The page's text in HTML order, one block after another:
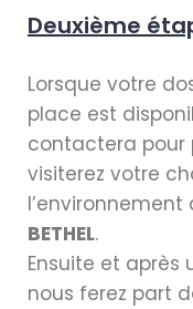
Deuxième
Lorsque votre
place est
contactera pour
visiterez votre
l’environnement
BETHEL.
Ensuite et après
nous ferez part